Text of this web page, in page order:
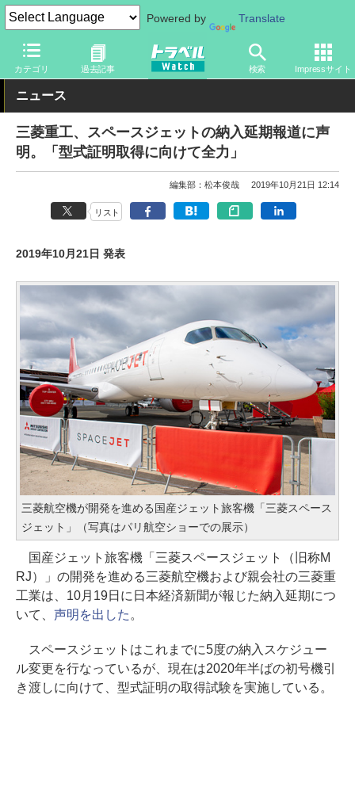
Powered by Translate
カテゴリ 過去記事 検索 Impressサイト
トラベル Watch 旅の方法 空旅 飛行機
ニュース
三菱重工、スペースジェットの納入延期報道に声
明。「型式証明取得に向けて全力」
編集部：松本俊哉 2019年10月21日 12:14
リスト
2019年10月21日 発表
三菱航空機が開発を進める国産ジェット旅客機「三菱スペース
ジェット」（写真はパリ航空ショーでの展示）
国産ジェット旅客機「三菱スペースジェット（旧称M
RJ）」の開発を進める三菱航空機および親会社の三菱重
工業は、10月19日に日本経済新聞が報じた納入延期につ
いて、 声明を出した 。
スペースジェットはこれまでに5度の納入スケジュー
ル変更を行なっているが、現在は2020年半ばの初号機引
き渡しに向けて、型式証明の取得試験を実施している。